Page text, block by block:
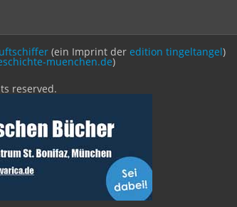
(ein Imprint der edition tingeltangel)
muenchen.de)
reserved.